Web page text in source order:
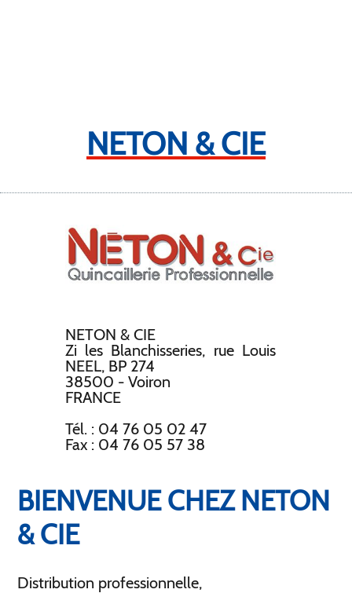
NETON & CIE
NETON & CIE
Zi les Blanchisseries, rue Louis
NEEL, BP 274
38500 - Voiron
FRANCE
Tél. : 04 76 05 02 47
Fax : 04 76 05 57 38
BIENVENUE CHEZ NETON
& CIE
Distribution professionnelle,